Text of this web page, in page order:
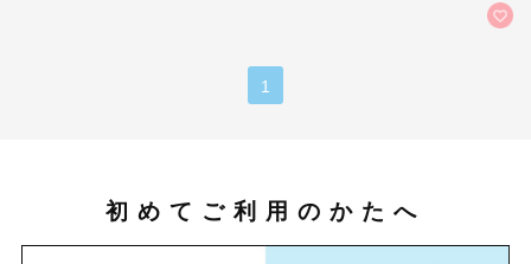
1
初めてご利用のかたへ